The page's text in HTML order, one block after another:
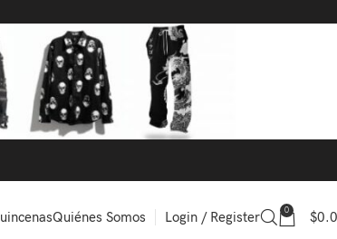
Quiénes Somos Login / Register 0 $